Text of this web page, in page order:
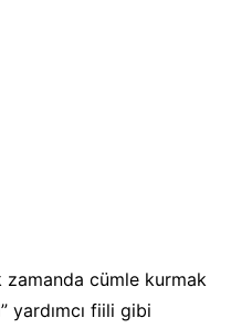
zamanda cümle kurmak
yardımcı fiili gibi